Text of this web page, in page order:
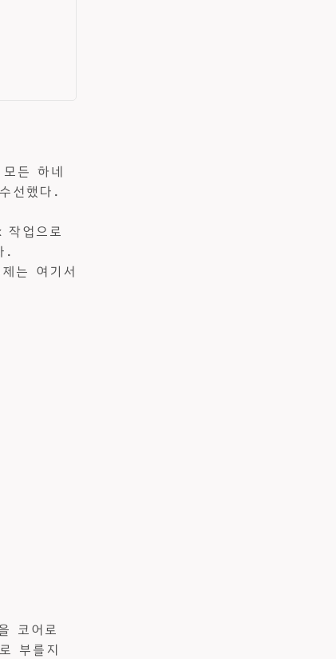
든 하네
선했다.
작업으로
.
는 여기서
코어로
부를지